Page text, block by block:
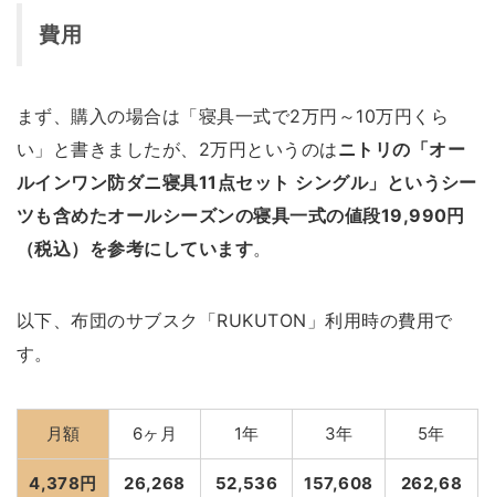
費用
まず、購入の場合は「寝具一式で2万円～10万円くら
い」と書きましたが、2万円というのはニトリの「オー
ルインワン防ダニ寝具11点セット シングル」というシー
ツも含めたオールシーズンの寝具一式の値段19,990円
（税込）を参考にしています。
以下、布団のサブスク「RUKUTON」利用時の費用で
す。
月額 6ヶ月 1年 3年 5年
4,378円
26,268
52,536
157,608
262,68